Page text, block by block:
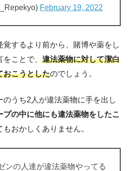
February 19, 2022
するより前から、賭博や薬をし
ことで、 違法薬物に対して潔白
おこうとしたのでしょう。
のうち2人が違法薬物に手を出し
プの中に他にも違法薬物をしたこ
もおかしくありません。
ンの人達が違法薬物やってる